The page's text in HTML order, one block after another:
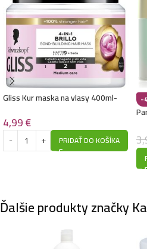
4,99€
Kallos maska na vlasy 1L-
4,99€
Kallos maska na vlasy 1L- Vanilla
4,99
4,99€
Gliss Kur maska na vlasy 400ml-
4,99€
PRIDAŤ DO KOŠÍKA
-
Ďalšie produkty značky